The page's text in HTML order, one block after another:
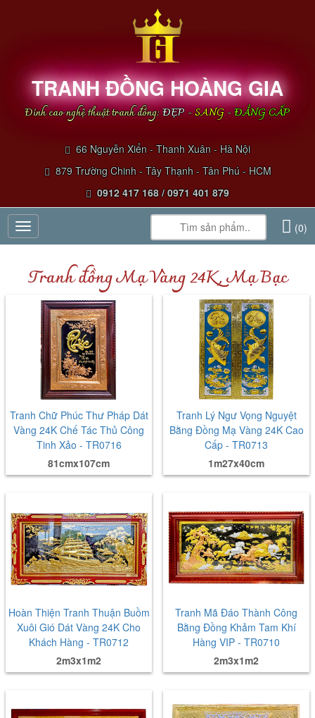
TRANH ĐỒNG HOÀNG GIA
Đỉnh cao nghệ thuật tranh đồng:ĐẸP-SANG-ĐẲNG CẤP
66 Nguyễn Xiển - Thanh Xuân - Hà Nội
879 Trường Chinh - Tây Thạnh - Tân Phú - HCM
0912 417 168 / 0971 401 879
Toggle
navigation
(0)
Tranh đồng Mạ Vàng 24K, Mạ Bạc
Tranh Chữ Phúc Thư Pháp Dát
Vàng 24K Chế Tác Thủ Công
Tinh Xảo - TR0716
81cmx107cm
Tranh Lý Ngư Vọng Nguyệt
Bằng Đồng Mạ Vàng 24K Cao
Cấp - TR0713
1m27x40cm
Hoàn Thiện Tranh Thuận Buồm
Xuôi Gió Dát Vàng 24K Cho
Khách Hàng - TR0712
2m3x1m2
Tranh Mã Đáo Thành Công
Bằng Đồng Khảm Tam Khí
Hàng VIP - TR0710
2m3x1m2